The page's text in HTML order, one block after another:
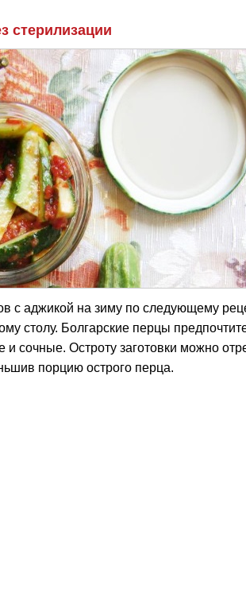
стерилизации
с аджикой на зиму по следующему
столу. Болгарские перцы
и сочные. Остроту заготовки можно
порцию острого перца.